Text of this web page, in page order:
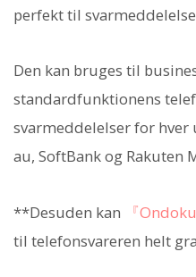
perfekt til
Den kan bruges til
standardfunktionens
svarmeddelelser for hver
au, SoftBank og Rakuten
**Desuden kan 『Ondoku
til telefonsvareren helt